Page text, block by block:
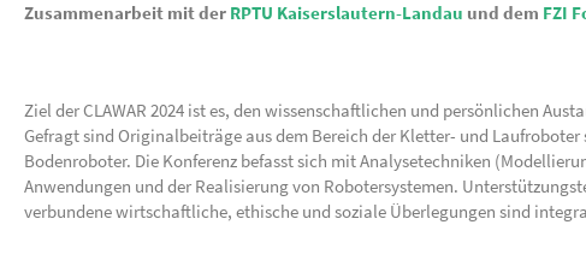
Zusammenarbeit mit der RPTU Kaiserslautern-Landau und dem FZI
Ziel der CLAWAR 2024 ist es, den wissenschaftlichen und persönlichen
Gefragt sind Originalbeiträge aus dem Bereich der Kletter- und
Bodenroboter. Die Konferenz befasst sich mit Analysetechniken
Anwendungen und der Realisierung von Robotersystemen.
verbundene wirtschaftliche, ethische und soziale Überlegungen sind